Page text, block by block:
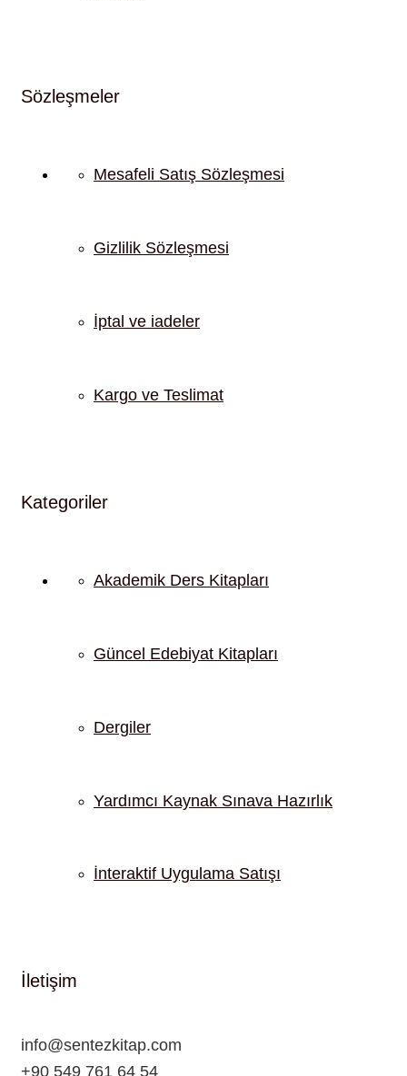
Sözleşmeler
Mesafeli Satış Sözleşmesi
Gizlilik Sözleşmesi
İptal ve iadeler
Kargo ve Teslimat
Kategoriler
Akademik Ders Kitapları
Güncel Edebiyat Kitapları
Dergiler
Yardımcı Kaynak Sınava Hazırlık
İnteraktif Uygulama Satışı
İletişim
info@sentezkitap.com
+90 549 761 64 54